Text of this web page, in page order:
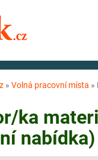
» Volná pracovní místa »
ka
nabídka)